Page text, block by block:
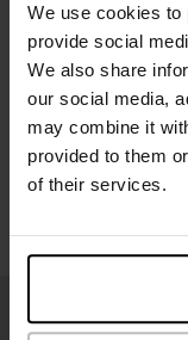
We use cookies to
provide social
We also share
our social media,
may combine it
provided to them
of their services.
Størrelsesguide
Vaskeinstruksjoner